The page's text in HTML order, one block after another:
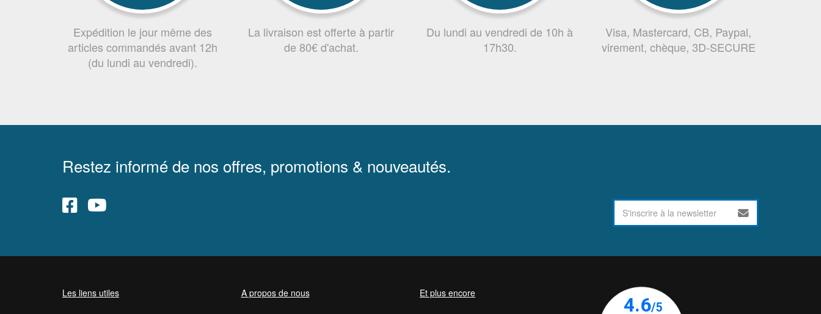
Expédition le jour même des
articles commandés avant 12h
(du lundi au vendredi).
La livraison est offerte à partir
de 80€ d'achat.
Du lundi au vendredi de 10h à
17h30.
Visa, Mastercard, CB, Paypal,
virement, chèque, 3D-SECURE
Restez informé de nos offres, promotions & nouveautés.
Les liens utiles A propos de nous Et plus encore